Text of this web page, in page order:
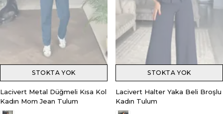
STOKTA YOK
Lacivert Metal Düğmeli Kısa Kol
Kadın Mom Jean Tulum
STOKTA YOK
Lacivert Halter Yaka Beli Broşlu
Kadın Tulum